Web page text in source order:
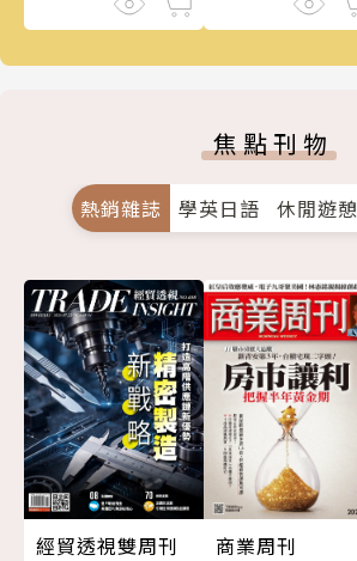
焦點刊物
熱銷雜誌 學英日語 休閒遊憩
經貿透視雙周刊
商業周刊